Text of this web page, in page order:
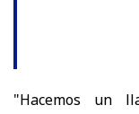
"Hacemos un